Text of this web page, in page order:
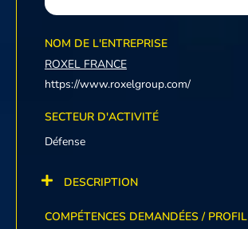
NOM DE L'ENTREPRISE
ROXEL FRANCE
https://www.roxelgroup.com/
SECTEUR D'ACTIVITÉ
Défense
DESCRIPTION
COMPÉTENCES DEMANDÉES / PROFIL